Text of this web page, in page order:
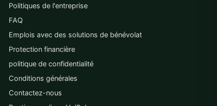
Politiques de l'entreprise
FAQ
Emplois avec des solutions de bénévolat
Protection financière
politique de confidentialité
Conditions générales
Contactez-nous